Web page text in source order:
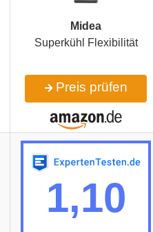
Midea
Superkühl Flexibilität
Preis prüfen
1,10